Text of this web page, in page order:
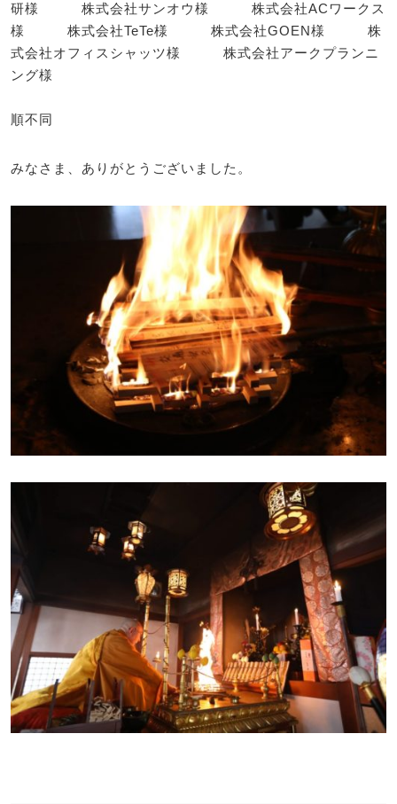
研様 株式会社サンオウ様 株式会社ACワークス
様 株式会社TeTe様 株式会社GOEN様 株
式会社オフィスシャッツ様 株式会社アークプランニ
ング様
順不同
みなさま、ありがとうございました。